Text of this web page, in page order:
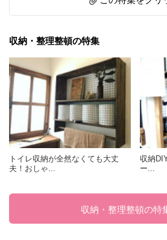
収納・整理整頓の特集
トイレ収納が全然なくても大丈
夫！おしゃ...
収納
ー...
収納・整理整頓の特